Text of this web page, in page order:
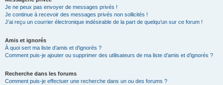
Je ne peux pas envoyer de messages privés !
Je continue à recevoir des messages privés non sollicités !
J’ai reçu un courrier électronique indésirable de la part de quelqu’un sur ce forum !
Amis et ignorés
À quoi sert ma liste d’amis et d’ignorés ?
Comment puis-je ajouter ou supprimer des utilisateurs de ma liste d’amis et d’ignorés ?
Recherche dans les forums
Comment puis-je effectuer une recherche dans un ou des forums ?